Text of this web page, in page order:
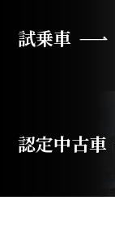
試乗車
認定中古車